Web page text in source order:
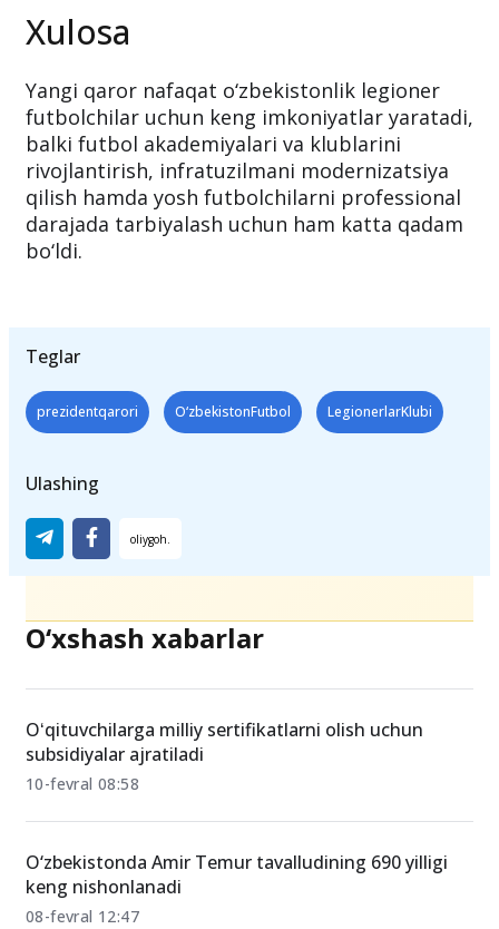
Xulosa
Yangi qaror nafaqat o‘zbekistonlik legioner
futbolchilar uchun keng imkoniyatlar yaratadi,
balki futbol akademiyalari va klublarini
rivojlantirish, infratuzilmani modernizatsiya
qilish hamda yosh futbolchilarni professional
darajada tarbiyalash uchun ham katta qadam
bo‘ldi.
Teglar
prezidentqarori O‘zbekistonFutbol LegionerlarKlubi
Ulashing
O‘xshash xabarlar
Oʻqituvchilarga milliy sertifikatlarni olish uchun
subsidiyalar ajratiladi
10-fevral 08:58
O‘zbekistonda Amir Temur tavalludining 690 yilligi
keng nishonlanadi
08-fevral 12:47